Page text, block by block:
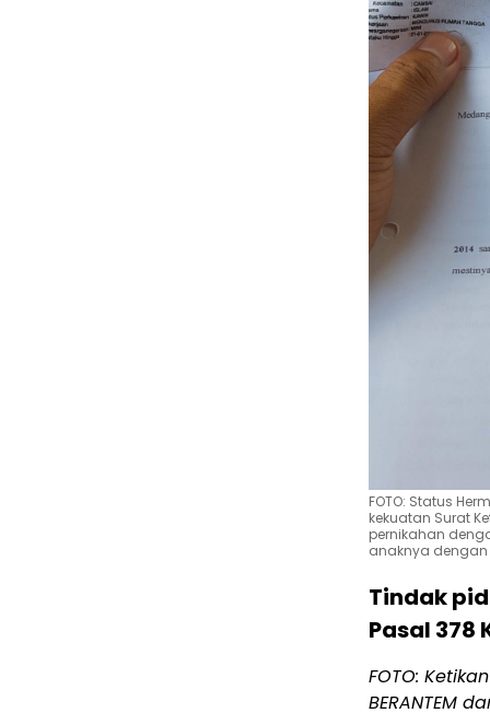
FOTO: Status
kekuatan Surat
pernikahan
anaknya
Tindak
Pasal 378
FOTO:
BERANTEM